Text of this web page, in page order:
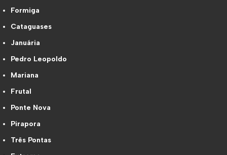
Formiga
Cataguases
Januária
Pedro Leopoldo
Mariana
Frutal
Ponte Nova
Pirapora
Três Pontas